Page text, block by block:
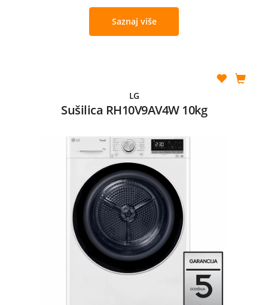
Saznaj više
LG
Sušilica RH10V9AV4W 10kg